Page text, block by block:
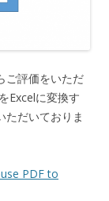
ご評価をいただ
Excelに変換す
ただいておりま
PDF to